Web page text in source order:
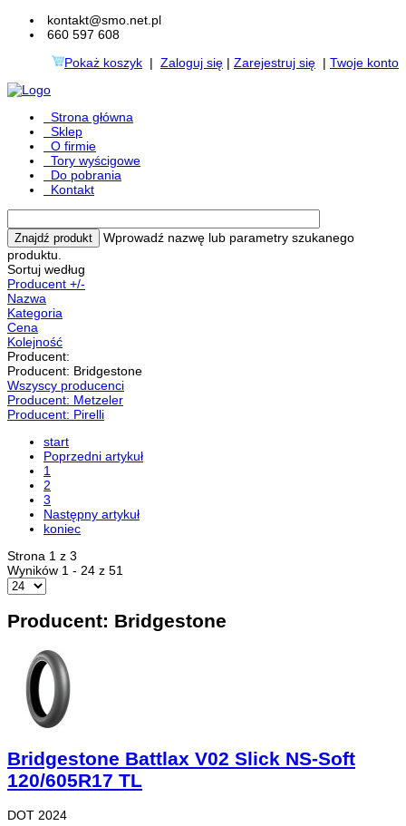
kontakt@smo.net.pl
660 597 608
Pokaż koszyk | Zaloguj się | Zarejestruj się | Twoje konto
Strona główna
Sklep
O firmie
Tory wyścigowe
Do pobrania
Kontakt
Wprowadź nazwę lub parametry szukanego
produktu.
Sortuj według
Producent +/-
Nazwa
Kategoria
Cena
Kolejność
Producent:
Producent: Bridgestone
Wszyscy producenci
Producent: Metzeler
Producent: Pirelli
start
Poprzedni artykuł
1
2
3
Następny artykuł
koniec
Strona 1 z 3
Wyników 1 - 24 z 51
Producent: Bridgestone
Bridgestone Battlax V02 Slick NS-Soft
120/605R17 TL
DOT 2024